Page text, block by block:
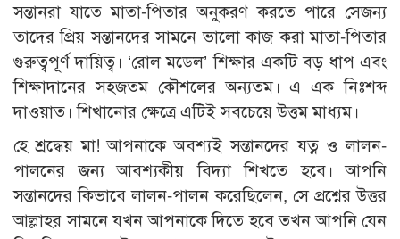
সন্তানরা যাতে মাতা-পিতার অনুকরণ করতে পারে সেজন্য
তাদের প্রিয় সন্তানদের সামনে ভালো কাজ করা মাতা-পিতার
গুরুত্বপূর্ণ দায়িত্ব। ‘রোল মডেল’ শিক্ষার একটি বড় ধাপ এবং
শিক্ষাদানের সহজতম কৌশলের অন্যতম। এ এক নিঃশব্দ
দাওয়াত। শিখানোর ক্ষেত্রে এটিই সবচেয়ে উত্তম মাধ্যম।
হে শ্রদ্ধেয় মা! আপনাকে অবশ্যই সন্তানদের যত্ন ও লালন-
পালনের জন্য আবশ্যকীয় বিদ্যা শিখতে হবে। আপনি
সন্তানদের কিভাবে লালন-পালন করেছিলেন, সে প্রশ্নের উত্তর
আল্লাহর সামনে যখন আপনাকে দিতে হবে তখন আপনি যেন